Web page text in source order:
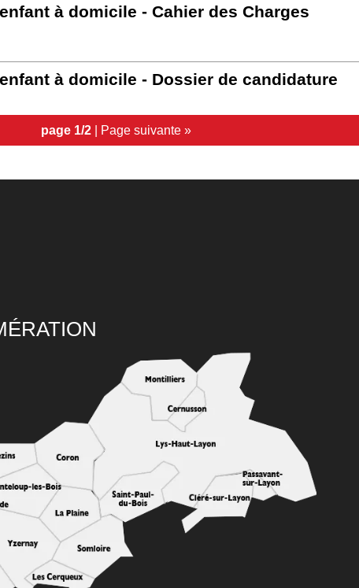
à domicile - Cahier des Charges
à domicile - Dossier de candidature
page 1/2 | Page suivante »